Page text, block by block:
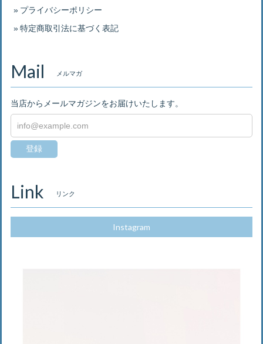
プライバシーポリシー
特定商取引法に基づく表記
Mail メルマガ
当店からメールマガジンをお届けいたします。
登録
Link リンク
Instagram